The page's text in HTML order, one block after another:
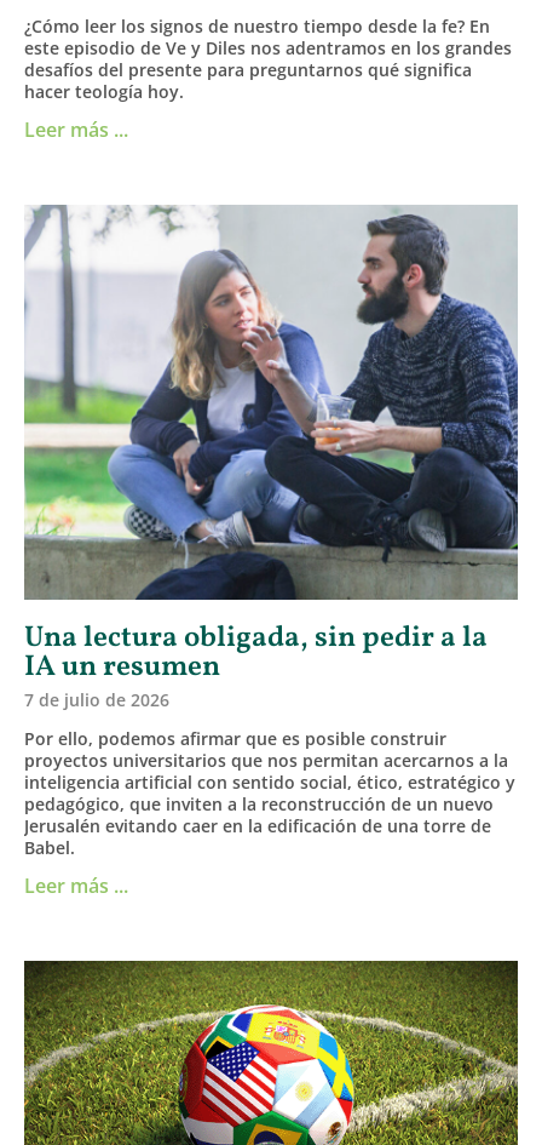
¿Cómo leer los signos de nuestro tiempo desde la fe? En
este episodio de Ve y Diles nos adentramos en los grandes
desafíos del presente para preguntarnos qué significa
hacer teología hoy.
Leer más ...
Una lectura obligada, sin pedir a la
IA un resumen
7 de julio de 2026
Por ello, podemos afirmar que es posible construir
proyectos universitarios que nos permitan acercarnos a la
inteligencia artificial con sentido social, ético, estratégico y
pedagógico, que inviten a la reconstrucción de un nuevo
Jerusalén evitando caer en la edificación de una torre de
Babel.
Leer más ...